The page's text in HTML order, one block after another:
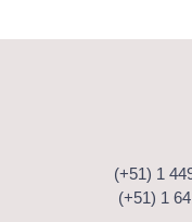
(+51) 1
(+51) 1